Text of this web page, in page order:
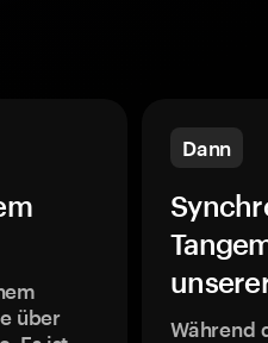
über
Dann
Während